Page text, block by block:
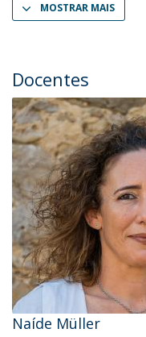
MOSTRAR MAIS
Docentes
Naíde Müller